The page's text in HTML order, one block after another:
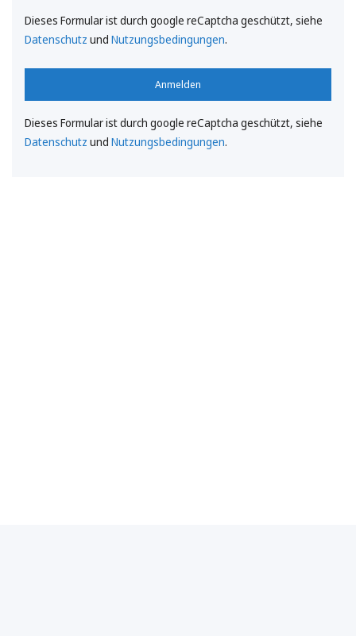
Dieses Formular ist durch google reCaptcha geschützt, siehe
Datenschutz und Nutzungsbedingungen.
Anmelden
Dieses Formular ist durch google reCaptcha geschützt, siehe
Datenschutz und Nutzungsbedingungen.